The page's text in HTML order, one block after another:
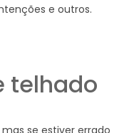
e outros.
telhado